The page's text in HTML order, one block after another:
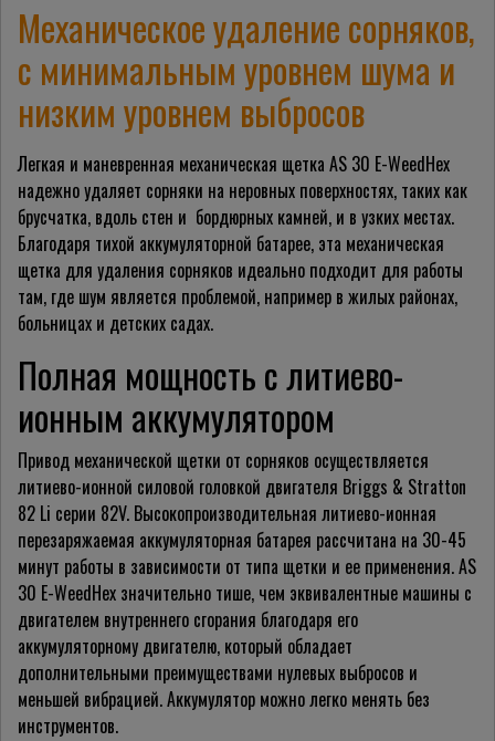
Механическое удаление сорняков,
с минимальным уровнем шума и
низким уровнем выбросов
Легкая и маневренная механическая щетка AS 30 E-WeedHex
надежно удаляет сорняки на неровных поверхностях, таких как
брусчатка, вдоль стен и бордюрных камней, и в узких местах.
Благодаря тихой аккумуляторной батарее, эта механическая
щетка для удаления сорняков идеально подходит для работы
там, где шум является проблемой, например в жилых районах,
больницах и детских садах.
Полная мощность с литиево-
ионным аккумулятором
Привод механической щетки от сорняков осуществляется
литиево-ионной силовой головкой двигателя Briggs & Stratton
82 Li серии 82V. Высокопроизводительная литиево-ионная
перезаряжаемая аккумуляторная батарея рассчитана на 30-45
минут работы в зависимости от типа щетки и ее применения. AS
30 E-WeedHex значительно тише, чем эквивалентные машины с
двигателем внутреннего сгорания благодаря его
аккумуляторному двигателю, который обладает
дополнительными преимуществами нулевых выбросов и
меньшей вибрацией. Аккумулятор можно легко менять без
инструментов.